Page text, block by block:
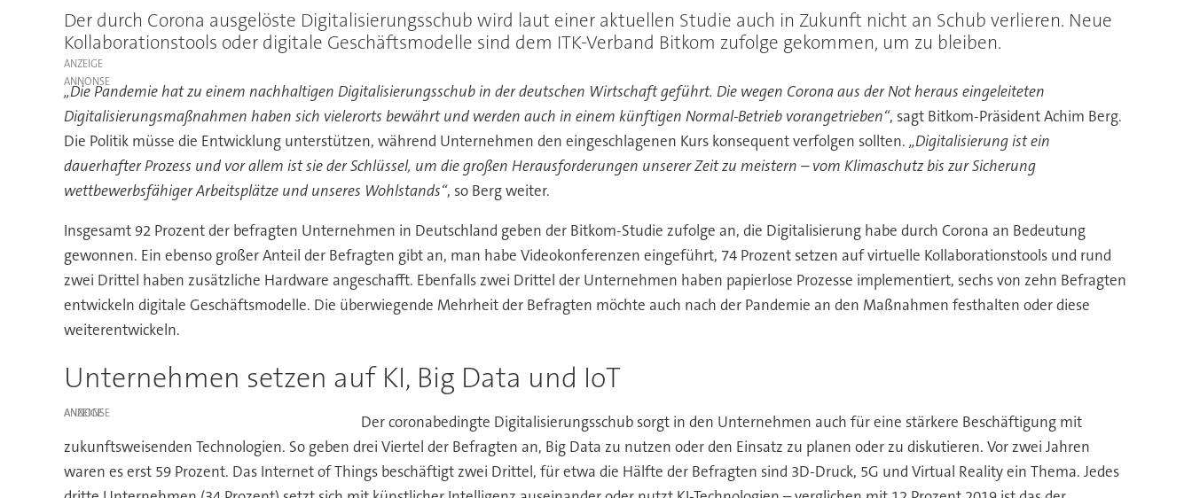
Der durch Corona ausgelöste Digitalisierungsschub wird laut einer aktuellen Studie auch in Zukunft nicht an Schub verlieren. Neue
Kollaborationstools oder digitale Geschäftsmodelle sind dem ITK-Verband Bitkom zufolge gekommen, um zu bleiben.
ANZEIGE
„Die Pandemie hat zu einem nachhaltigen Digitalisierungsschub in der deutschen Wirtschaft geführt. Die wegen Corona aus der Not heraus eingeleiteten
Digitalisierungsmaßnahmen haben sich vielerorts bewährt und werden auch in einem künftigen Normal-Betrieb vorangetrieben“, sagt Bitkom-Präsident Achim Berg.
Die Politik müsse die Entwicklung unterstützen, während Unternehmen den eingeschlagenen Kurs konsequent verfolgen sollten. „Digitalisierung ist ein
dauerhafter Prozess und vor allem ist sie der Schlüssel, um die großen Herausforderungen unserer Zeit zu meistern – vom Klimaschutz bis zur Sicherung
wettbewerbsfähiger Arbeitsplätze und unseres Wohlstands“, so Berg weiter.
Insgesamt 92 Prozent der befragten Unternehmen in Deutschland geben der Bitkom-Studie zufolge an, die Digitalisierung habe durch Corona an Bedeutung
gewonnen. Ein ebenso großer Anteil der Befragten gibt an, man habe Videokonferenzen eingeführt, 74 Prozent setzen auf virtuelle Kollaborationstools und rund
zwei Drittel haben zusätzliche Hardware angeschafft. Ebenfalls zwei Drittel der Unternehmen haben papierlose Prozesse implementiert, sechs von zehn Befragten
entwickeln digitale Geschäftsmodelle. Die überwiegende Mehrheit der Befragten möchte auch nach der Pandemie an den Maßnahmen festhalten oder diese
weiterentwickeln.
Unternehmen setzen auf KI, Big Data und IoT
ANZEIGE
Der coronabedingte Digitalisierungsschub sorgt in den Unternehmen auch für eine stärkere Beschäftigung mit
zukunftsweisenden Technologien. So geben drei Viertel der Befragten an, Big Data zu nutzen oder den Einsatz zu planen oder zu diskutieren. Vor zwei Jahren
waren es erst 59 Prozent. Das Internet of Things beschäftigt zwei Drittel, für etwa die Hälfte der Befragten sind 3D-Druck, 5G und Virtual Reality ein Thema. Jedes